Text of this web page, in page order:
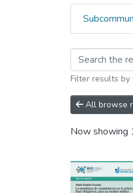
Filter results
All browse
Now showing